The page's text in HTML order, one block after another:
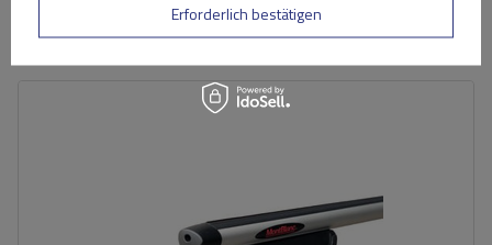
In den
Warenkorb
Erforderlich bestätigen